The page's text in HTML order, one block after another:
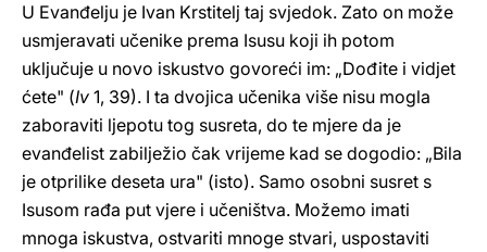
U Evanđelju je Ivan Krstitelj taj svjedok. Zato on može
usmjeravati učenike prema Isusu koji ih potom
uključuje u novo iskustvo govoreći im: „Dođite i vidjet
ćete" (Iv 1, 39). I ta dvojica učenika više nisu mogla
zaboraviti ljepotu tog susreta, do te mjere da je
evanđelist zabilježio čak vrijeme kad se dogodio: „Bila
je otprilike deseta ura" (isto). Samo osobni susret s
Isusom rađa put vjere i učeništva. Možemo imati
mnoga iskustva, ostvariti mnoge stvari, uspostaviti